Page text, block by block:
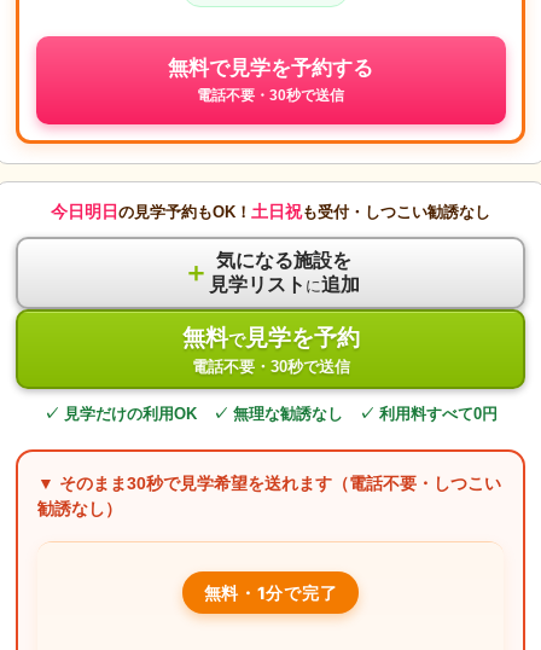
無料で見学を予約する
電話不要・30秒で送信
今日明日 の見学予約もOK！ 土日祝も受付・しつこい勧誘なし
＋ 気になる施設を
見学リスト に追加
無料で見学を予約
電話不要・30秒で送信
✓ 見学だけの利用OK ✓ 無理な勧誘なし ✓ 利用料すべて0円
▼ そのまま30秒で見学希望を送れます（電話不要・しつこい
勧誘なし）
無料・1分で完了